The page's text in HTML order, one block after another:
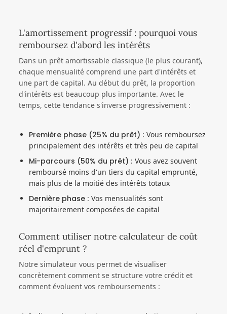
L'amortissement progressif : pourquoi vous
remboursez d'abord les intérêts
Dans un prêt amortissable classique (le plus courant),
chaque mensualité comprend une part d'intérêts et
une part de capital. Au début du prêt, la proportion
d'intérêts est beaucoup plus importante. Avec le
temps, cette tendance s'inverse progressivement :
Première phase (25% du prêt) : Vous remboursez
principalement des intérêts et très peu de capital
Mi-parcours (50% du prêt) : Vous avez souvent
remboursé moins d'un tiers du capital emprunté,
mais plus de la moitié des intérêts totaux
Dernière phase: Vos mensualités sont
majoritairement composées de capital
Comment utiliser notre calculateur de coût
réel d'emprunt ?
Notre simulateur vous permet de visualiser
concrètement comment se structure votre crédit et
comment évoluent vos remboursements :